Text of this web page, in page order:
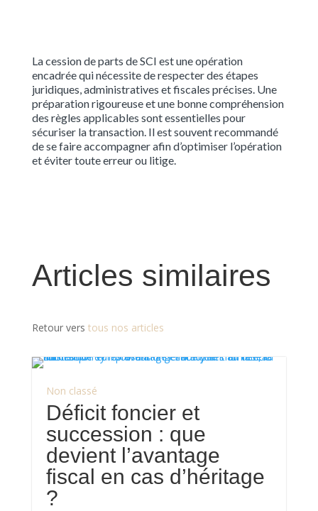
La cession de parts de SCI est une opération
encadrée qui nécessite de respecter des étapes
juridiques, administratives et fiscales précises. Une
préparation rigoureuse et une bonne compréhension
des règles applicables sont essentielles pour
sécuriser la transaction. Il est souvent recommandé
de se faire accompagner afin d’optimiser l’opération
et éviter toute erreur ou litige.
Articles similaires
Retour vers tous nos articles
Non classé
Déficit foncier et
succession : que
devient l’avantage
fiscal en cas d’héritage
?